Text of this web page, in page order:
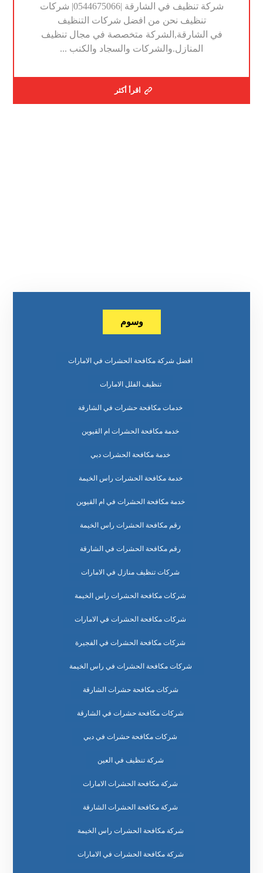
شركة تنظيف في الشارقة |0544675066| شركات
تنظيف نحن من افضل شركات التنظيف
في الشارقة,الشركة متخصصة في مجال تنظيف
المنازل.والشركات والسجاد والكنب ...
اقرأ أكثر
وسوم
افضل شركة مكافحة الحشرات في الامارات
تنظيف الفلل الامارات
خدمات مكافحة حشرات في الشارقة
خدمة مكافحة الحشرات ام القيوين
خدمة مكافحة الحشرات دبي
خدمة مكافحة الحشرات راس الخيمة
خدمة مكافحة الحشرات في ام القيوين
رقم مكافحة الحشرات راس الخيمة
رقم مكافحة الحشرات في الشارقة
شركات تنظيف منازل في الامارات
شركات مكافحة الحشرات راس الخيمة
شركات مكافحة الحشرات في الامارات
شركات مكافحة الحشرات في الفجيرة
شركات مكافحة الحشرات في راس الخيمة
شركات مكافحة حشرات الشارقة
شركات مكافحة حشرات في الشارقة
شركات مكافحة حشرات في دبي
شركة تنظيف في العين
شركة مكافحة الحشرات الامارات
شركة مكافحة الحشرات الشارقة
شركة مكافحة الحشرات راس الخيمة
شركة مكافحة الحشرات في الامارات